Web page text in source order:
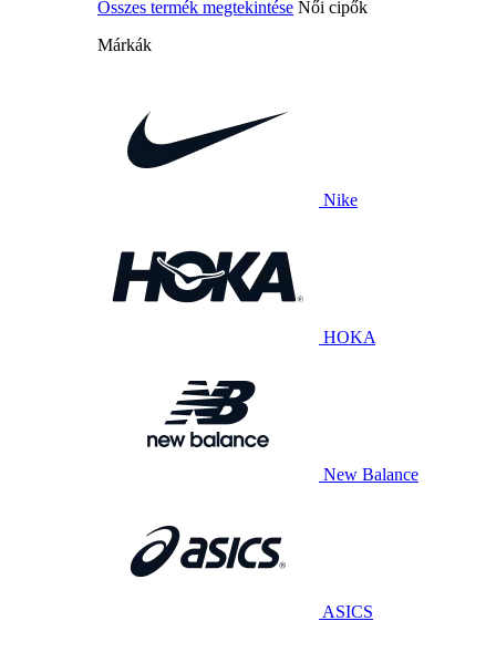
Összes termék megtekintése Női cipők
Márkák
Nike
HOKA
New Balance
ASICS